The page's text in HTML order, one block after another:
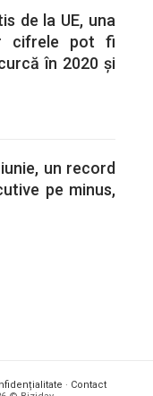
de la UE, una
cifrele pot fi
în 2020 și
un record
pe minus,
· Contact